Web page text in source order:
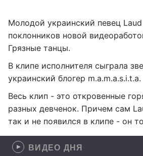
Молодой украинский певец
поклонников новой
Грязные танцы.
В клипе исполнителя сыграла
украинский блогер m.a.m.a.s.i.t.a.
Весь клип - это откровенные
разных девченок. Причем сам
так и не появился в клипе - он
ВИДЕО ДНЯ